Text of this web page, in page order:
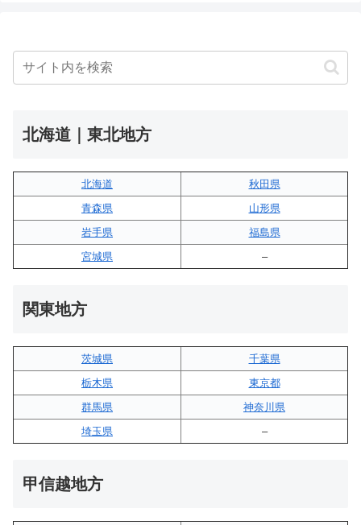
北海道｜東北地方
北海道
秋田県
青森県
山形県
岩手県
福島県
宮城県
–
関東地方
茨城県
千葉県
栃木県
東京都
群馬県
神奈川県
埼玉県
–
甲信越地方